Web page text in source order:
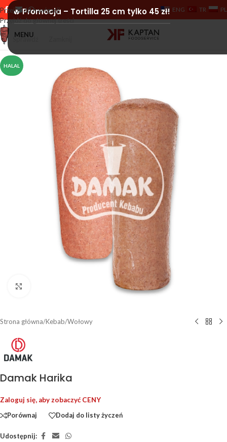
Przejdź do nawigacji
Przejdź do głównej treści
🔥 Promocja – Tortilla 25 cm tylko 45 zł!
Sprawdź
ENG TR PL
MENU
HALAL
Strona główna/Kebab/Wołowy
Damak Harika
Zaloguj się, aby zobaczyć CENY
Porównaj
Dodaj do listy życzeń
Udostępnij: